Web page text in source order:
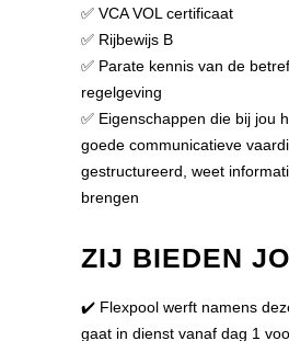
✅ VCA VOL certificaat
✅ Rijbewijs B
✅ Parate kennis van de
regelgeving
✅ Eigenschappen die bij jou
goede communicatieve
gestructureerd, weet
brengen
ZIJ BIEDEN
✔️ Flexpool werft namens
gaat in dienst vanaf dag 1